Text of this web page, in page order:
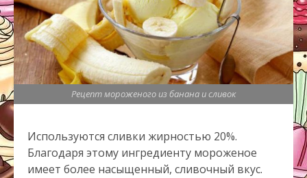
Рецепт мороженого из банана и сливок
Используются сливки жирностью 20%.
Благодаря этому ингредиенту мороженое
имеет более насыщенный, сливочный вкус.